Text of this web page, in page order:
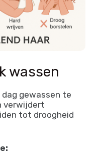
wassen
gewassen te
verwijdert
tot droogheid